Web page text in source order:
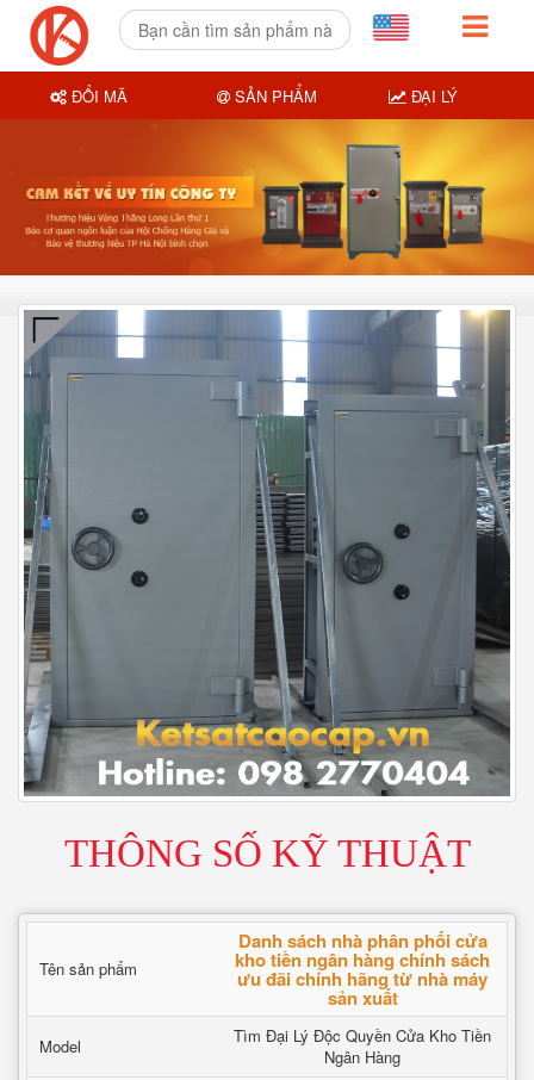
THÔNG SỐ KỸ THUẬT
Tên sản phẩm
Danh sách nhà phân phối cửa
kho tiền ngân hàng chính sách
ưu đãi chính hãng từ nhà máy
sản xuất
Model
Tìm Đại Lý Độc Quyền Cửa Kho Tiền
Ngân Hàng
ĐỔI MÃ SẢN PHẨM ĐẠI LÝ